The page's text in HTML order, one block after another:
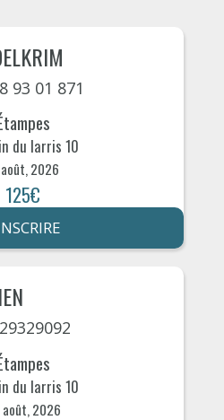
93 01 871
du larris 10
août, 2026
125€
du larris 10
2026